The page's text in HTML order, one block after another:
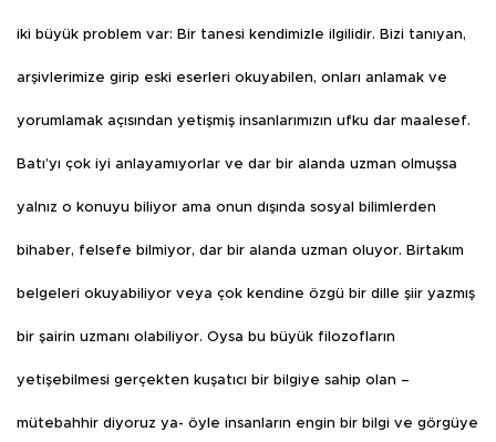
iki büyük problem var: Bir tanesi kendimizle ilgilidir. Bizi tanıyan,
arşivlerimize girip eski eserleri okuyabilen, onları anlamak ve
yorumlamak açısından yetişmiş insanlarımızın ufku dar maalesef.
Batı’yı çok iyi anlayamıyorlar ve dar bir alanda uzman olmuşsa
yalnız o konuyu biliyor ama onun dışında sosyal bilimlerden
bihaber, felsefe bilmiyor, dar bir alanda uzman oluyor. Birtakım
belgeleri okuyabiliyor veya çok kendine özgü bir dille şiir yazmış
bir şairin uzmanı olabiliyor. Oysa bu büyük filozofların
yetişebilmesi gerçekten kuşatıcı bir bilgiye sahip olan –
mütebahhir diyoruz ya- öyle insanların engin bir bilgi ve görgüye